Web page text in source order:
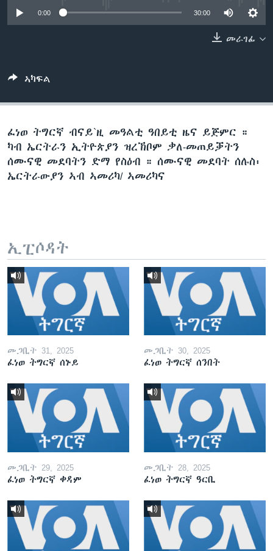
ቂሔ ጽልሚ
ቋንቋታት
0:00 30:00
መራገፊ
ኣካፍል
ፈነወ ትግርኛ ብናይ`ዚ መዓልቲ ዓበይቲ ዜና ይጅምር ።
ካብ ኤርትራን ኢትዮጵያን ዝረኽቦም ቃለ-መጠይቓትን
ሰሙናዊ መደባትን ድማ የስዕብ ። ሰሙናዊ መደባት ሰሉስ፡
ኤርትራውያን ኣብ ኣመሪካ/ ኣመሪካና
ኢፒሶዳት
መጋቢት 31, 2025
ፈነወ ትግርኛ ሰኑይ
መጋቢት 30, 2025
ፈነወ ትግርኛ ሰንበት
መጋቢት 29, 2025
ፈነወ ትግርኛ ቀዳም
መጋቢት 28, 2025
ፈነወ ትግርኛ ዓርቢ